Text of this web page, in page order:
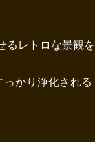
るレトロな景観を
かり浄化される